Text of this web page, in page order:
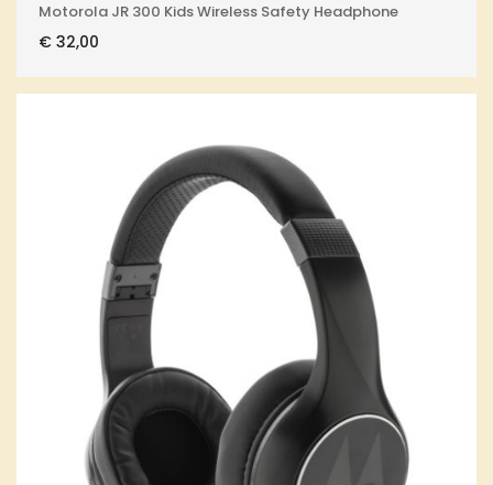
Motorola JR 300 Kids Wireless Safety Headphone
€ 32,00